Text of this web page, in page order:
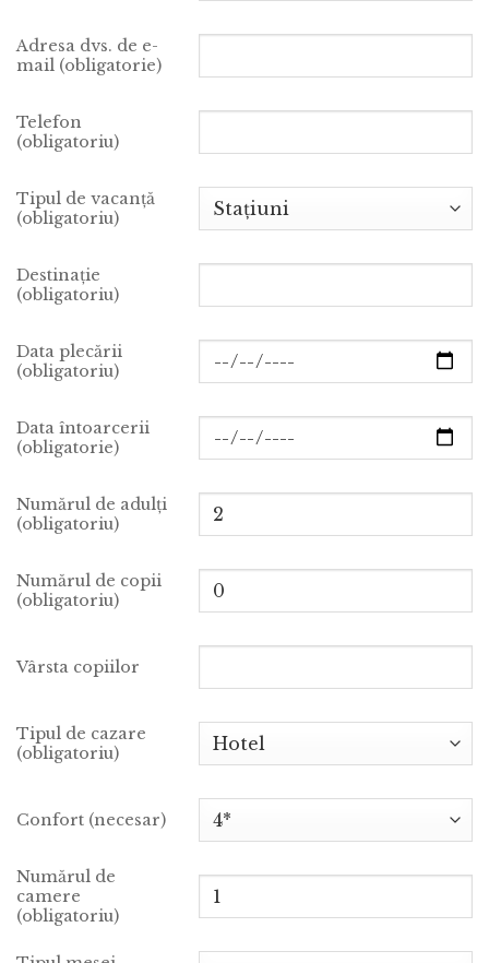
Adresa dvs. de e-
mail (obligatorie)
Telefon
(obligatoriu)
Tipul de vacanță
(obligatoriu)
Destinație
(obligatoriu)
Data plecării
(obligatoriu)
Data întoarcerii
(obligatorie)
Numărul de adulți
(obligatoriu)
Numărul de copii
(obligatoriu)
Vârsta copiilor
Tipul de cazare
(obligatoriu)
Confort (necesar)
Numărul de
camere
(obligatoriu)